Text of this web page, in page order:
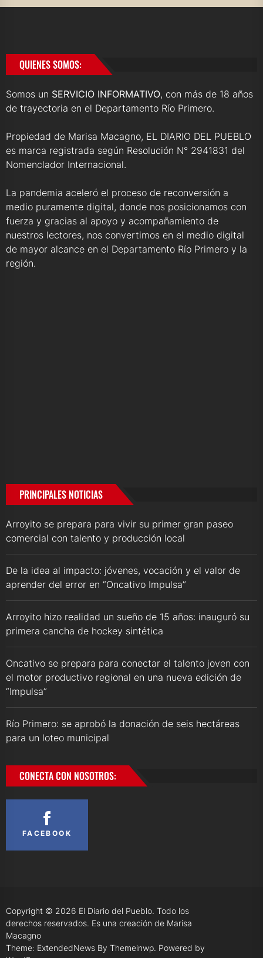
QUIENES SOMOS:
Somos un SERVICIO INFORMATIVO, con más de 18 años
de trayectoria en el Departamento Río Primero.
Propiedad de Marisa Macagno, EL DIARIO DEL PUEBLO
es marca registrada según Resolución N° 2941831 del
Nomenclador Internacional.
La pandemia aceleró el proceso de reconversión a
medio puramente digital, donde nos posicionamos con
fuerza y gracias al apoyo y acompañamiento de
nuestros lectores, nos convertimos en el medio digital
de mayor alcance en el Departamento Río Primero y la
región.
PRINCIPALES NOTICIAS
Arroyito se prepara para vivir su primer gran paseo
comercial con talento y producción local
De la idea al impacto: jóvenes, vocación y el valor de
aprender del error en “Oncativo Impulsa”
Arroyito hizo realidad un sueño de 15 años: inauguró su
primera cancha de hockey sintética
Oncativo se prepara para conectar el talento joven con
el motor productivo regional en una nueva edición de
“Impulsa”
Río Primero: se aprobó la donación de seis hectáreas
para un loteo municipal
CONECTA CON NOSOTROS:
FACEBOOK
Copyright © 2026 El Diario del Pueblo. Todo los
derechos reservados. Es una creación de Marisa
Macagno
Theme: ExtendedNews By Themeinwp. Powered by